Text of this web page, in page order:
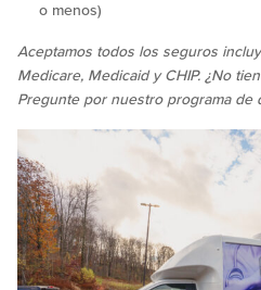
o menos)
Aceptamos todos los seguros
Medicare, Medicaid y CHIP. ¿No
Pregunte por nuestro programa de